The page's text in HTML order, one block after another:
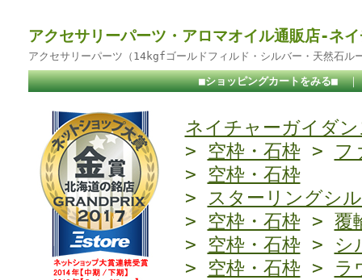
アクセサリーパーツ・アロマオイル通販店-ネ
アクセサリーパーツ（14kgfゴールドフィルド・シルバー・天然石ル
■ショッピングカートをみる■
ネイチャーガイダン
> 空枠・石枠> フ
> 空枠・石枠
> スターリングシ
> 空枠・石枠> 覆
> 空枠・石枠> シ
> 空枠・石枠> ラ